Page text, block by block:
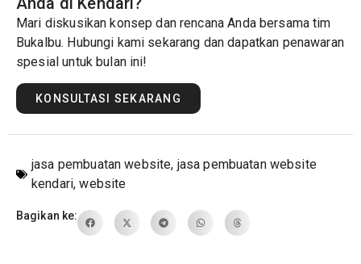
Mari diskusikan konsep dan rencana Anda bersama tim
Bukalbu. Hubungi kami sekarang dan dapatkan penawaran
spesial untuk bulan ini!
KONSULTASI SEKARANG
jasa pembuatan website, jasa pembuatan website
kendari,website
Bagikan ke: